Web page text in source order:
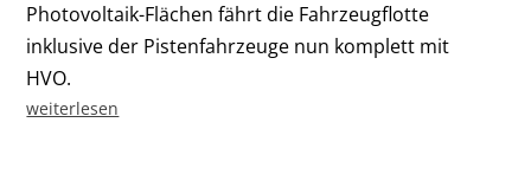
Photovoltaik-Flächen fährt die Fahrzeugflotte
inklusive der Pistenfahrzeuge nun komplett mit
HVO.
weiterlesen